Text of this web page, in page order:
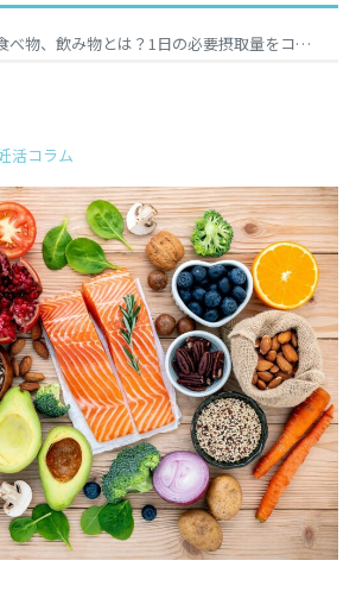
み物とは？1日の必要摂取量をコンビニの食品で買える？
活コラム